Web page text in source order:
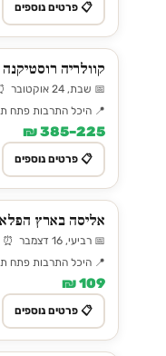
📋 פרטים נוספים
קוולריה
📅 שבת, 24 אוקטובר ⏰ 20:30
📍 היכל התרבות פתח
225–385 ₪
📋 פרטים נוספים
אליסה בארץ הפלאות
📅 רביעי, 16 דצמבר ⏰ 17:30
📍 היכל התרבות פתח
109 ₪
📋 פרטים נוספים